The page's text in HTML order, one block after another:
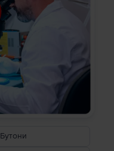
Бутони